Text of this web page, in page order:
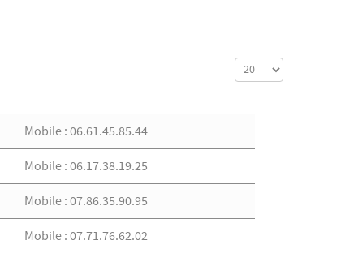
Affichage #
Mobile : 06.61.45.85.44
Mobile : 06.17.38.19.25
Mobile : 07.86.35.90.95
Mobile : 07.71.76.62.02